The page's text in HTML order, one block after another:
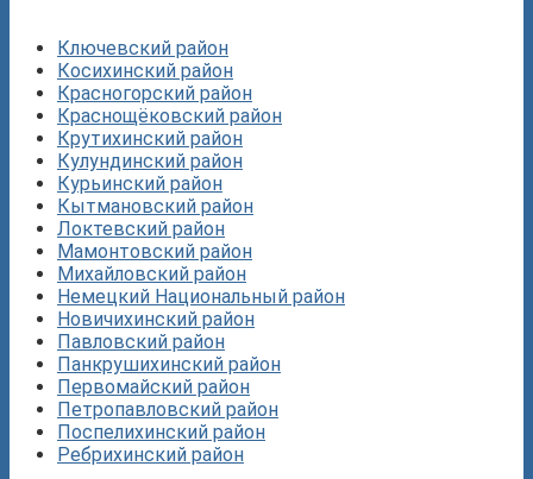
Ключевский район
Косихинский район
Красногорский район
Краснощёковский район
Крутихинский район
Кулундинский район
Курьинский район
Кытмановский район
Локтевский район
Мамонтовский район
Михайловский район
Немецкий Национальный район
Новичихинский район
Павловский район
Панкрушихинский район
Первомайский район
Петропавловский район
Поспелихинский район
Ребрихинский район